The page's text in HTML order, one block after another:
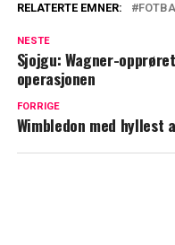
RELATERTE EMNER:
NESTE
Sjojgu: Wagner-
operasjonen
FORRIGE
Wimbledon med hyllest